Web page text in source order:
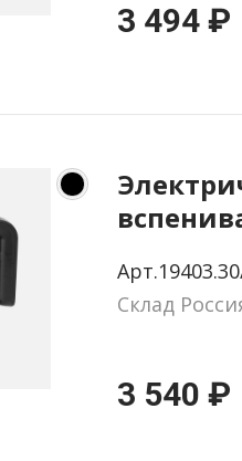
3 494 ₽
черный
Склад
3 540 ₽